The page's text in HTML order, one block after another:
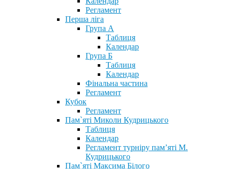
Регламент
Перша ліга
Група А
Таблиця
Календар
Група Б
Таблиця
Календар
Фінальна частина
Регламент
Кубок
Регламент
Пам`яті Миколи Кудрицького
Таблиця
Календар
Регламент турніру пам’яті М.
Кудрицького
Пам`яті Максима Білого